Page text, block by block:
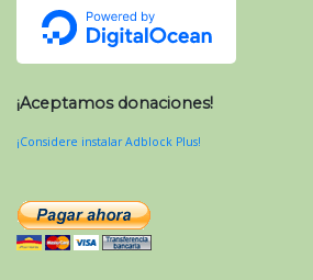
¡Aceptamos donaciones!
¡Considere instalar Adblock Plus!